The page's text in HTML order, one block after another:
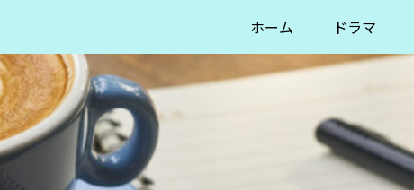
ホーム ドラマ